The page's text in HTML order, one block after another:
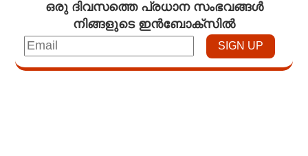
ഒരു ദിവസത്തെ പ്രധാന സംഭവങ്ങൾ
നിങ്ങളുടെ ഇൻബോക്സിൽ